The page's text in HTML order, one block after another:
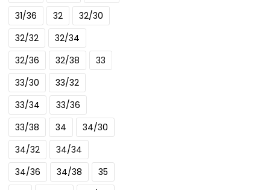
31/36
32
32/30
32/32
32/34
32/36
32/38
33
33/30
33/32
33/34
33/36
33/38
34
34/30
34/32
34/34
34/36
34/38
35